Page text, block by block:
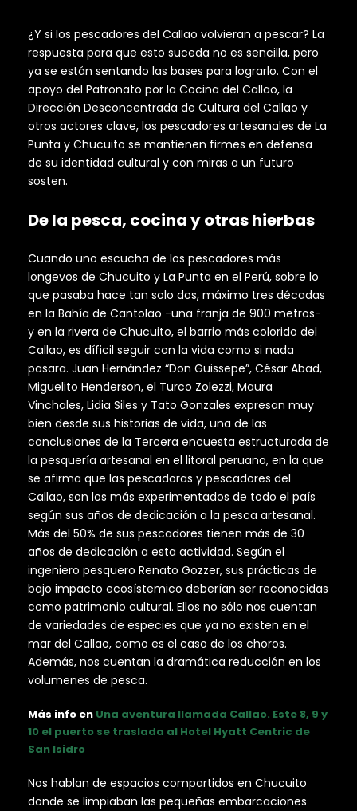
¿Y si los pescadores del Callao volvieran a pescar? La
respuesta para que esto suceda no es sencilla, pero
ya se están sentando las bases para lograrlo. Con el
apoyo del Patronato por la Cocina del Callao, la
Dirección Desconcentrada de Cultura del Callao y
otros actores clave, los pescadores artesanales de La
Punta y Chucuito se mantienen firmes en defensa
de su identidad cultural y con miras a un futuro
sosten.
De la pesca, cocina y otras hierbas
Cuando uno escucha de los pescadores más
longevos de Chucuito y La Punta en el Perú, sobre lo
que pasaba hace tan solo dos, máximo tres décadas
en la Bahía de Cantolao -una franja de 900 metros-
y en la rivera de Chucuito, el barrio más colorido del
Callao, es díficil seguir con la vida como si nada
pasara. Juan Hernández “Don Guissepe”, César Abad,
Miguelito Henderson, el Turco Zolezzi, Maura
Vinchales, Lidia Siles y Tato Gonzales expresan muy
bien desde sus historias de vida, una de las
conclusiones de la Tercera encuesta estructurada de
la pesquería artesanal en el litoral peruano, en la que
se afirma que las pescadoras y pescadores del
Callao, son los más experimentados de todo el país
según sus años de dedicación a la pesca artesanal.
Más del 50% de sus pescadores tienen más de 30
años de dedicación a esta actividad. Según el
ingeniero pesquero Renato Gozzer, sus prácticas de
bajo impacto ecosístemico deberían ser reconocidas
como patrimonio cultural. Ellos no sólo nos cuentan
de variedades de especies que ya no existen en el
mar del Callao, como es el caso de los choros.
Además, nos cuentan la dramática reducción en los
volumenes de pesca.
Más info en Una aventura llamada Callao. Este 8, 9 y
10 el puerto se traslada al Hotel Hyatt Centric de
San Isidro
Nos hablan de espacios compartidos en Chucuito
donde se limpiaban las pequeñas embarcaciones